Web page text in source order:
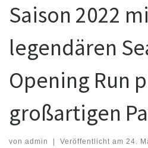
Saison 2022
legendären
Opening Run
großartigen
von admin | Veröffentlicht am 24.